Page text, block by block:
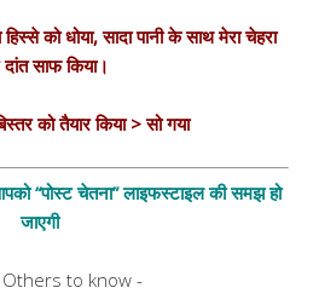
को धोया, सादा पानी के साथ मेरा चेहरा
साफ किया।
को तैयार किया > सो गया
“पोस्ट चेतना” लाइफस्टाइल की समझ हो
जाएगी
to know -